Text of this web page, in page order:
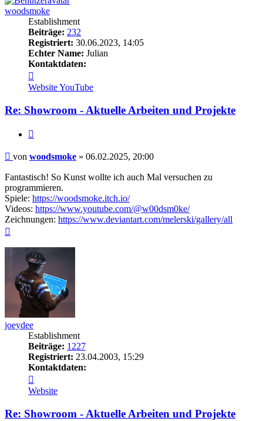
woodsmoke
Establishment
Beiträge: 232
Registriert: 30.06.2023, 14:05
Echter Name: Julian
Kontaktdaten:
von
woodsmoke
WebsiteYouTube
Re: Showroom - Aktuelle Arbeiten und Projekte
Beitrag
von woodsmoke » 06.02.2025, 20:00
Fantastisch! So Kunst wollte ich auch Mal versuchen zu
programmieren.
Spiele: https://woodsmoke.itch.io/
Videos: https://www.youtube.com/@w00dsm0ke/
Zeichnungen: https://www.deviantart.com/melerski/gallery/all
joeydee
Establishment
Beiträge: 1227
Registriert: 23.04.2003, 15:29
Kontaktdaten:
von
joeydee
Website
Re: Showroom - Aktuelle Arbeiten und Projekte